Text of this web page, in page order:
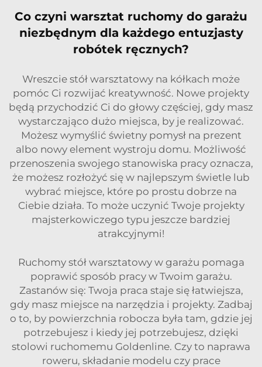
Co czyni warsztat ruchomy do garażu
niezbędnym dla każdego entuzjasty
robótek ręcznych?
Wreszcie stół warsztatowy na kółkach może
pomóc Ci rozwijać kreatywność. Nowe projekty
będą przychodzić Ci do głowy częściej, gdy masz
wystarczająco dużo miejsca, by je realizować.
Możesz wymyślić świetny pomysł na prezent
albo nowy element wystroju domu. Możliwość
przenoszenia swojego stanowiska pracy oznacza,
że możesz rozłożyć się w najlepszym świetle lub
wybrać miejsce, które po prostu dobrze na
Ciebie działa. To może uczynić Twoje projekty
majsterkowiczego typu jeszcze bardziej
atrakcyjnymi!
Ruchomy stół warsztatowy w garażu pomaga
poprawić sposób pracy w Twoim garażu.
Zastanów się: Twoja praca staje się łatwiejsza,
gdy masz miejsce na narzędzia i projekty. Zadbaj
o to, by powierzchnia robocza była tam, gdzie jej
potrzebujesz i kiedy jej potrzebujesz, dzięki
stolowi ruchomemu Goldenline. Czy to naprawa
roweru, składanie modelu czy prace